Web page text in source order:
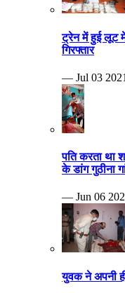
ट्रेन में हुई लूट
गिरफ्तार
— Jul 03 2021
पति करता था
के डांग गुठीना
— Jun 06
युवक ने अपनी